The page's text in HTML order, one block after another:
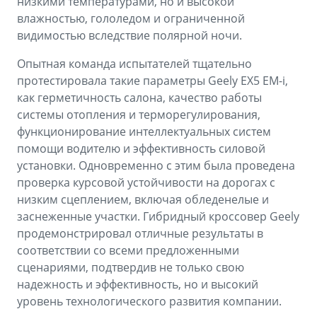
влажностью, гололедом и ограниченной
видимостью вследствие полярной ночи.
Опытная команда испытателей тщательно
протестировала такие параметры Geely EX5 EM-i,
как герметичность салона, качество работы
системы отопления и терморегулирования,
функционирование интеллектуальных систем
помощи водителю и эффективность силовой
установки. Одновременно с этим была проведена
проверка курсовой устойчивости на дорогах с
низким сцеплением, включая обледенелые и
заснеженные участки. Гибридный кроссовер Geely
продемонстрировал отличные результаты в
соответствии со всеми предложенными
сценариями, подтвердив не только свою
надежность и эффективность, но и высокий
уровень технологического развития компании.